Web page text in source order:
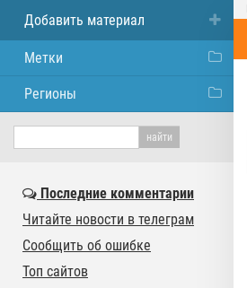
Добавить материал
Метки
Регионы
Последние комментарии
Читайте новости в телеграм
Сообщить об ошибке
Топ сайтов